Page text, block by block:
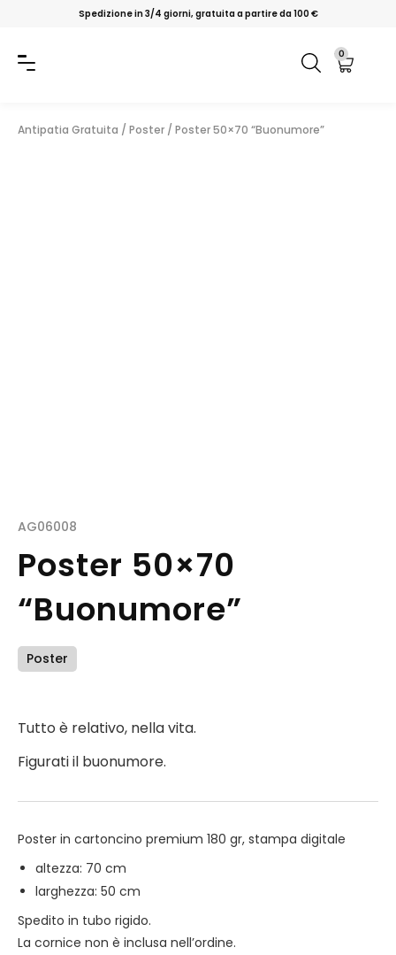
Spedizione in 3/4 giorni, gratuita a partire da 100 €
0
Antipatia Gratuita / Poster / Poster 50×70 “Buonumore”
AG06008
Poster 50×70
“Buonumore”
Poster
Tutto è relativo, nella vita.
Figurati il buonumore.
Poster in cartoncino premium 180 gr, stampa digitale
altezza: 70 cm
larghezza: 50 cm
Spedito in tubo rigido.
La cornice non è inclusa nell’ordine.